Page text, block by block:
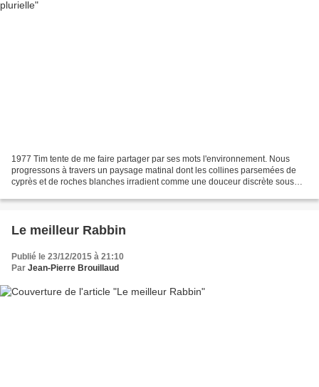
1977 Tim tente de me faire partager par ses mots l'environnement. Nous
progressons à travers un paysage matinal dont les collines parsemées de
cyprès et de roches blanches irradient comme une douceur discrète sous
Le meilleur Rabbin
Publié le 23/12/2015 à 21:10
Par Jean-Pierre Brouillaud